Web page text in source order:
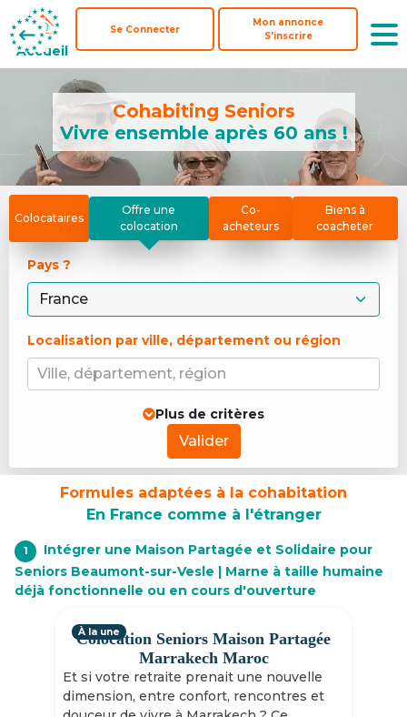
Accueil
Se Connecter
Mon annonce
S'inscrire
Accueil
Se Connecter
Mon annonce
S'inscrire
Cohabiting Seniors
Vivre ensemble après 60 ans !
Colocataires
Offre une
colocation
Co-
acheteurs
Biens à
coacheter
Pays ?
Localisation par ville, département ou région
Ville, département, région
Plus de critères
Valider
Formules adaptées à la cohabitation
En France comme à l'étranger
1
Intégrer une Maison Partagée et Solidaire pour
Seniors Beaumont-sur-Vesle | Marne à taille humaine
déjà fonctionnelle ou en cours d'ouverture
Colocation Seniors Maison Partagée
Marrakech Maroc
Et si votre retraite prenait une nouvelle
dimension, entre confort, rencontres et
À la une